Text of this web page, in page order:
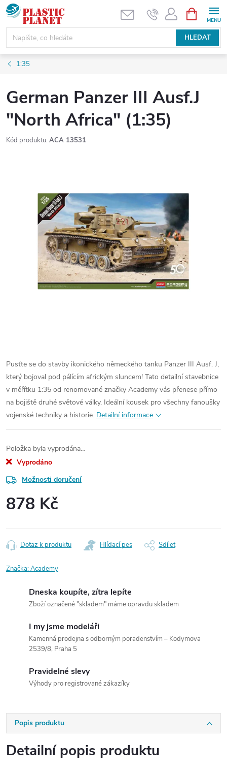
Přejít
na
obsah
HLEDAT
NÁKUPNÍ
KOŠÍK
1:35
German Panzer III Ausf.J
"North Africa" (1:35)
Kód produktu: ACA 13531
Pusťte se do stavby ikonického německého tanku Panzer III Ausf. J,
který bojoval pod pálícím africkým sluncem! Tato detailní stavebnice
v měřítku 1:35 od renomované značky Academy vás přenese přímo
na bojiště druhé světové války. Ideální kousek pro všechny fanoušky
vojenské techniky a historie. Detailní informace
Položka byla vyprodána…
Vyprodáno
Možnosti doručení
878 Kč
cena:
Dotaz k produktu Hlídací pes Sdílet
Značka:Academy
Dneska koupíte, zítra lepíte
Zboží označené "skladem" máme opravdu skladem
I my jsme modeláři
Kamenná prodejna s odborným poradenstvím – Kodymova
2539/8, Praha 5
Pravidelné slevy
Výhody pro registrované zákazíky
Popis produktu
Detailní popis produktu